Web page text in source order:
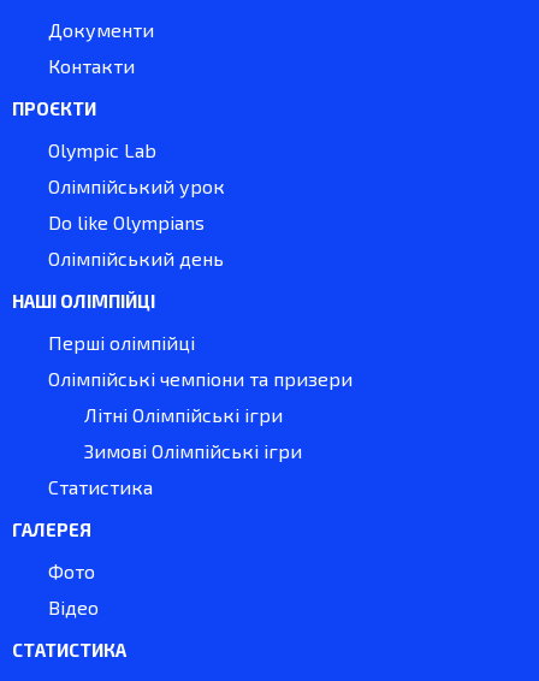
Документи
Контакти
ПРОЄКТИ
Olympic Lab
Олімпійський урок
Do like Olympians
Олімпійський день
НАШІ ОЛІМПІЙЦІ
Перші олімпійці
Олімпійські чемпіони та призери
Літні Олімпійські ігри
Зимові Олімпійські ігри
Статистика
ГАЛЕРЕЯ
Фото
Відео
СТАТИСТИКА